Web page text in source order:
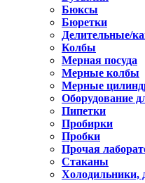
Бюксы
Бюретки
Делительные/
Колбы
Мерная посуда
Мерные колбы
Мерные
Оборудование
Пипетки
Пробирки
Пробки
Прочая
Стаканы
Холодильники,